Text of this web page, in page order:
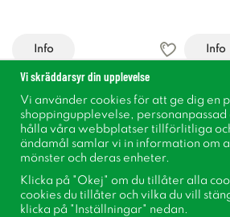
Info Info
Vi skräddarsyr din upplevelse
Vi använder cookies för att ge dig en
shoppingupplevelse, personanpassad
hålla våra webbplatser tillförlitliga
ändamål samlar vi in information om
mönster och deras enheter.
Klicka på "Okej" om du tillåter alla
cookies du tillåter och vilka du vill
klicka på "Inställningar" nedan.